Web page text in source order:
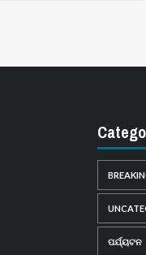
ପର୍ଯ୍ୟଟନ